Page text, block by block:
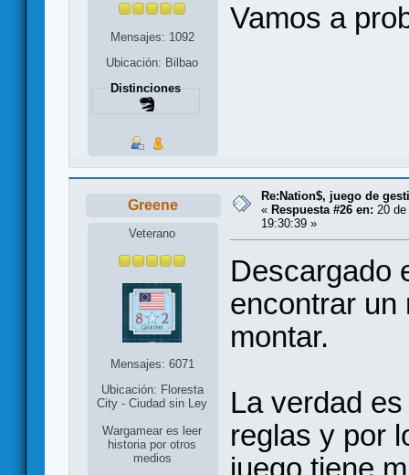
Mensajes: 1092
Ubicación: Bilbao
Distinciones
Vamos a
Greene
Veterano
Mensajes: 6071
Ubicación: Floresta
City - Ciudad sin Ley
Wargamear es leer
historia por otros
medios
Re:Nation$, juego de
« Respuesta #26 en: 20
19:30:39 »
Descargado
encontrar un
montar.
La verdad
reglas y por
juego tiene